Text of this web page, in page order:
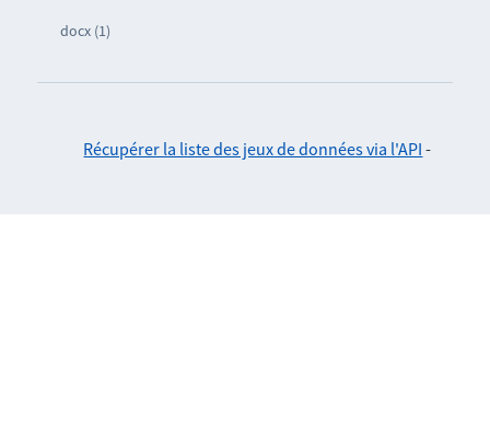
docx (1)
Récupérer la liste des jeux de données via l'API -